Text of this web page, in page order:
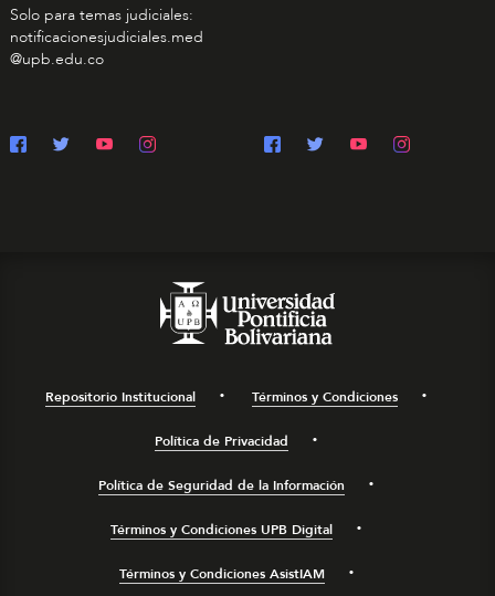
Solo para temas judiciales:
notificacionesjudiciales.med
@upb.edu.co
Repositorio Institucional Términos y Condiciones
Política de Privacidad
Política de Seguridad de la Información
Términos y Condiciones UPB Digital
Términos y Condiciones AsistIAM